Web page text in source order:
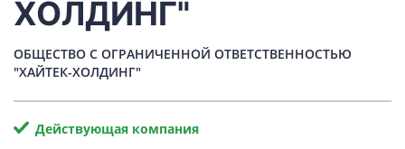
Долги
Налоги и сборы
ХОЛДИНГ"
ОБЩЕСТВО С ОГРАНИЧЕННОЙ ОТВЕТСТВЕННОСТЬЮ
"ХАЙТЕК-ХОЛДИНГ"
Действующая компания